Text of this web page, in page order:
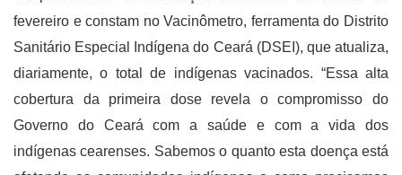
fevereiro e constam no Vacinômetro, ferramenta do Distrito
Sanitário Especial Indígena do Ceará (DSEI), que atualiza,
diariamente, o total de indígenas vacinados. “Essa alta
cobertura da primeira dose revela o compromisso do
Governo do Ceará com a saúde e com a vida dos
indígenas cearenses. Sabemos o quanto esta doença está